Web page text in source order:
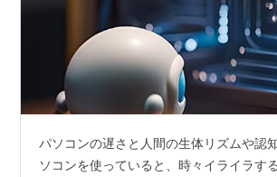
パソコンの遅さと人間の生体リズムや認
ソコンを使っていると、時々イライラす